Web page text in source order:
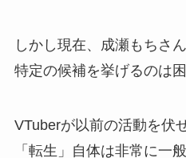
しかし現在、成瀬もちさ
特定の候補を挙げるのは
VTuberが以前の活動を伏
「転生」自体は非常に一